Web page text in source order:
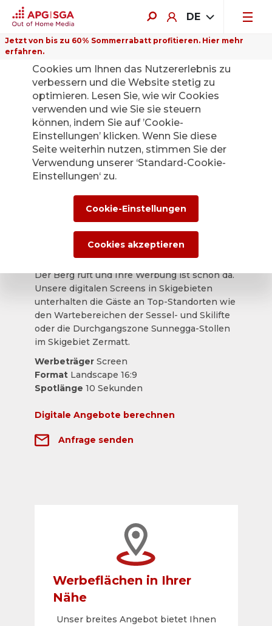
DE
Jetzt von bis zu 60% Sommerrabatt profitieren. Hier mehr
erfahren.
Mountain Screen
Der Berg ruft und Ihre Werbung ist schon da.
Unsere digitalen Screens in Skigebieten
unterhalten die Gäste an Top-Standorten wie
den Wartebereichen der Sessel- und Skilifte
oder die Durchgangszone Sunnegga-Stollen
im Skigebiet Zermatt.
Werbeträger Screen
FormatLandscape 16:9
Spotlänge 10 Sekunden
Digitale Angebote berechnen
Anfrage senden
Werbeflächen in Ihrer
Nähe
Unser breites Angebot bietet Ihnen
Auf dieser Website verwenden wir
Cookies um Ihnen das Nutzererlebnis zu
verbessern und die Website stetig zu
optimieren. Lesen Sie, wie wir Cookies
verwenden und wie Sie sie steuern
können, indem Sie auf ’Cookie-
Einstellungen’ klicken. Wenn Sie diese
Seite weiterhin nutzen, stimmen Sie der
Verwendung unserer ‘Standard-Cookie-
Einstellungen‘ zu.
Cookie-Einstellungen
Cookies akzeptieren